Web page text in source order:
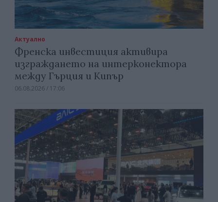
Актуално
Френска инвестиция активира
изграждането на интерконектора
между Гърция и Кипър
06.08.2026 / 17:06